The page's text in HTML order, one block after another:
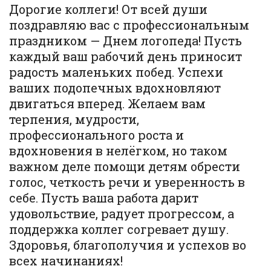
Дорогие коллеги! От всей души
поздравляю вас с профессиональным
праздником — Днем логопеда! Пусть
каждый ваш рабочий день приносит
радость маленьких побед. Успехи
ваших подопечных вдохновляют
двигаться вперед. Желаем вам
терпения, мудрости,
профессионального роста и
вдохновения в нелёгком, но таком
важном деле помощи детям обрести
голос, четкость речи и уверенность в
себе. Пусть ваша работа дарит
удовольствие, радует прогрессом, а
поддержка коллег согревает душу.
Здоровья, благополучия и успехов во
всех начинаниях!